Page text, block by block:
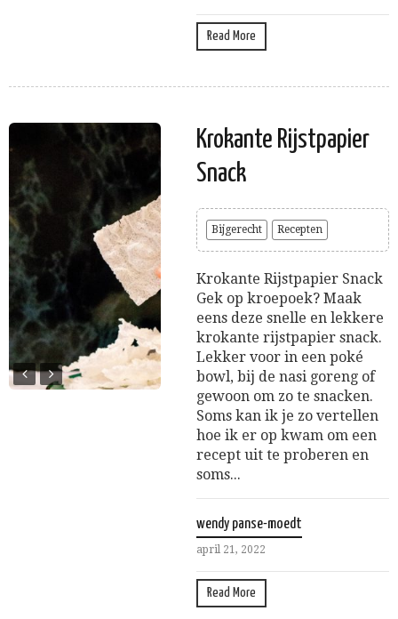
Read More
Krokante Rijstpapier
Snack
Bijgerecht Recepten
Krokante Rijstpapier Snack
Gek op kroepoek? Maak
eens deze snelle en lekkere
krokante rijstpapier snack.
Lekker voor in een poké
bowl, bij de nasi goreng of
gewoon om zo te snacken.
Soms kan ik je zo vertellen
hoe ik er op kwam om een
recept uit te proberen en
soms...
wendy panse-moedt
april 21, 2022
Read More